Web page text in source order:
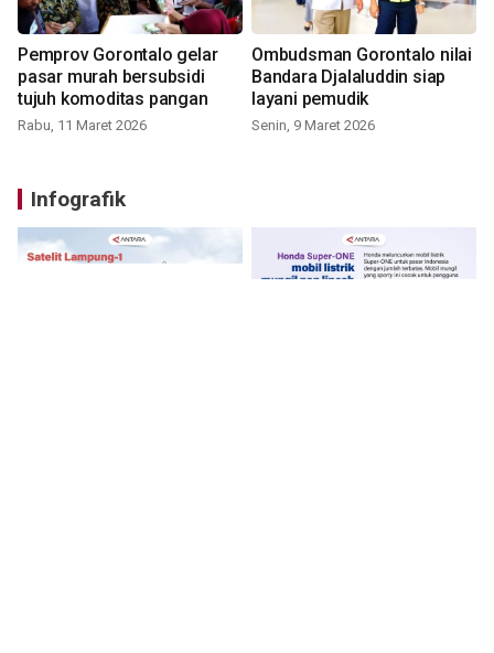
Pemprov Gorontalo gelar
pasar murah bersubsidi
tujuh komoditas pangan
Rabu, 11 Maret 2026
Ombudsman Gorontalo nilai
Bandara Djalaluddin siap
layani pemudik
Senin, 9 Maret 2026
Infografik